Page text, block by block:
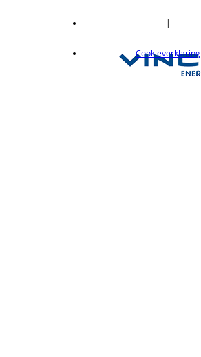
|
Cookieverklaring